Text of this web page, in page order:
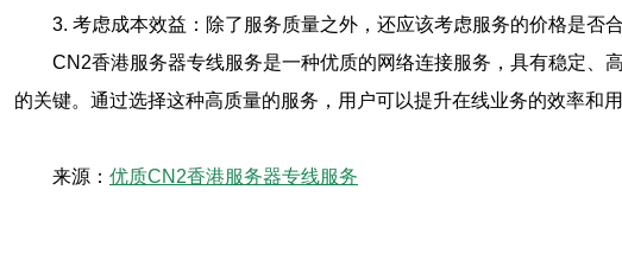
3. 考虑成本效益：除了服务质量之外，还应该考虑服务的价格是否
CN2香港服务器专线服务是一种优质的网络连接服务，具有稳定、
的关键。通过选择这种高质量的服务，用户可以提升在线业务的效率和用
来源： 优质CN2香港服务器专线服务